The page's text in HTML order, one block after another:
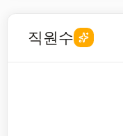
직원수